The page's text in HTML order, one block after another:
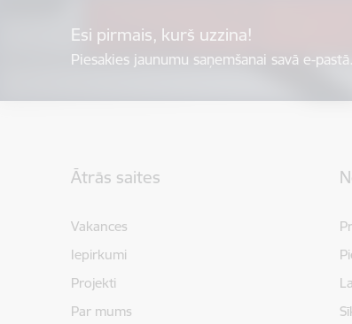
Esi pirmais, kurš uzzina!
Piesakies jaunumu saņemšanai savā e-pastā.
Ātrās saites
Vakances
Iepirkumi
Projekti
Par mums